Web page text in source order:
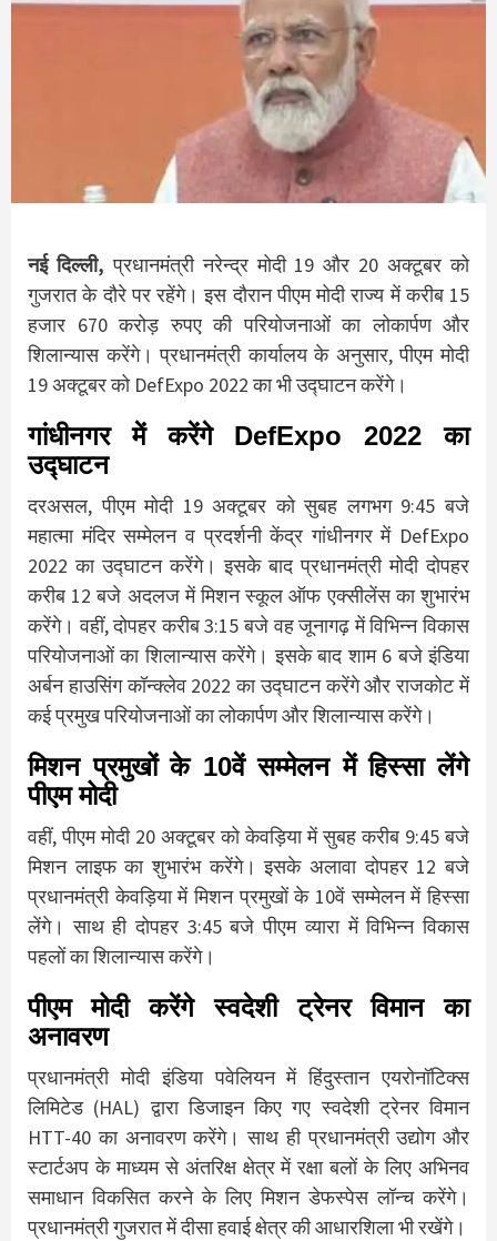
नई दिल्ली, प्रधानमंत्री नरेन्द्र मोदी 19 और 20 अक्टूबर को
गुजरात के दौरे पर रहेंगे। इस दौरान पीएम मोदी राज्य में करीब 15
हजार 670 करोड़ रुपए की परियोजनाओं का लोकार्पण और
शिलान्यास करेंगे। प्रधानमंत्री कार्यालय के अनुसार, पीएम मोदी
19 अक्टूबर को DefExpo 2022 का भी उद्घाटन करेंगे।
गांधीनगर में करेंगे DefExpo 2022 का
उद्घाटन
दरअसल, पीएम मोदी 19 अक्टूबर को सुबह लगभग 9:45 बजे
महात्मा मंदिर सम्मेलन व प्रदर्शनी केंद्र गांधीनगर में DefExpo
2022 का उद्घाटन करेंगे। इसके बाद प्रधानमंत्री मोदी दोपहर
करीब 12 बजे अदलज में मिशन स्कूल ऑफ एक्सीलेंस का शुभारंभ
करेंगे। वहीं, दोपहर करीब 3:15 बजे वह जूनागढ़ में विभिन्न विकास
परियोजनाओं का शिलान्यास करेंगे। इसके बाद शाम 6 बजे इंडिया
अर्बन हाउसिंग कॉन्क्लेव 2022 का उद्घाटन करेंगे और राजकोट में
कई प्रमुख परियोजनाओं का लोकार्पण और शिलान्यास करेंगे।
मिशन प्रमुखों के 10वें सम्मेलन में हिस्सा लेंगे
पीएम मोदी
वहीं, पीएम मोदी 20 अक्टूबर को केवड़िया में सुबह करीब 9:45 बजे
मिशन लाइफ का शुभारंभ करेंगे। इसके अलावा दोपहर 12 बजे
प्रधानमंत्री केवड़िया में मिशन प्रमुखों के 10वें सम्मेलन में हिस्सा
लेंगे। साथ ही दोपहर 3:45 बजे पीएम व्यारा में विभिन्न विकास
पहलों का शिलान्यास करेंगे।
पीएम मोदी करेंगे स्वदेशी ट्रेनर विमान का
अनावरण
प्रधानमंत्री मोदी इंडिया पवेलियन में हिंदुस्तान एयरोनॉटिक्स
लिमिटेड (HAL) द्वारा डिजाइन किए गए स्वदेशी ट्रेनर विमान
HTT-40 का अनावरण करेंगे। साथ ही प्रधानमंत्री उद्योग और
स्टार्टअप के माध्यम से अंतरिक्ष क्षेत्र में रक्षा बलों के लिए अभिनव
समाधान विकसित करने के लिए मिशन डेफस्पेस लॉन्च करेंगे।
प्रधानमंत्री गुजरात में दीसा हवाई क्षेत्र की आधारशिला भी रखेंगे।